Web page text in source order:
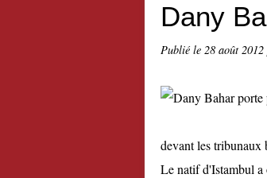
Dany
Publié le 28 août 2012
devant les tribunaux
Le natif d'Istambul a